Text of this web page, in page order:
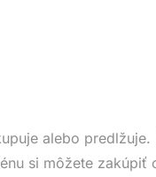
alebo predlžuje.
si môžete zakúpiť